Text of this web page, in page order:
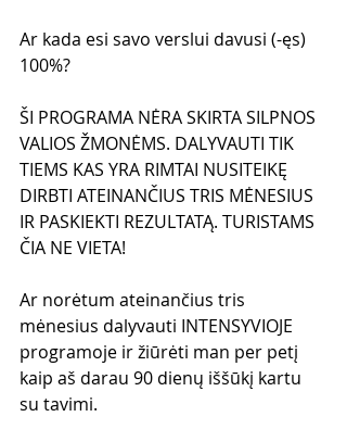
Ar kada esi savo verslui davusi (-ęs)
100%?
ŠI PROGRAMA NĖRA SKIRTA SILPNOS
VALIOS ŽMONĖMS. DALYVAUTI TIK
TIEMS KAS YRA RIMTAI NUSITEIKĘ
DIRBTI ATEINANČIUS TRIS MĖNESIUS
IR PASKIEKTI REZULTATĄ. TURISTAMS
ČIA NE VIETA!
Ar norėtum ateinančius tris
mėnesius dalyvauti INTENSYVIOJE
programoje ir žiūrėti man per petį
kaip aš darau 90 dienų iššūkį kartu
su tavimi.